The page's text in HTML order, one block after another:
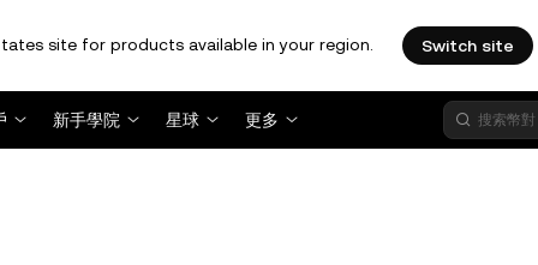
site for products available in your region. Switch site
新手學院 星球 更多